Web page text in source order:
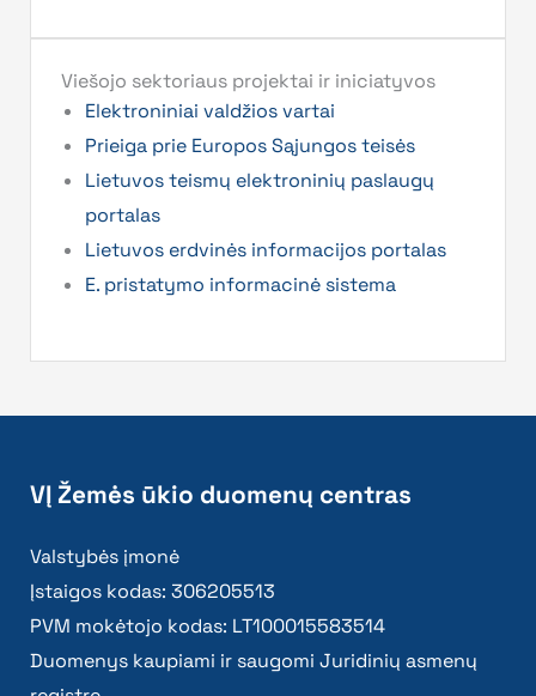
Viešojo sektoriaus projektai ir iniciatyvos
Elektroniniai valdžios vartai
Prieiga prie Europos Sąjungos teisės
Lietuvos teismų elektroninių paslaugų
portalas
Lietuvos erdvinės informacijos portalas
E. pristatymo informacinė sistema
VĮ Žemės ūkio duomenų centras
Valstybės įmonė
Įstaigos kodas: 306205513
PVM mokėtojo kodas: LT100015583514
Duomenys kaupiami ir saugomi Juridinių asmenų